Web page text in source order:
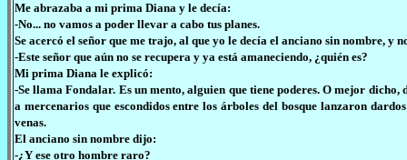
Me abrazaba a mi prima Diana y le decía:
-No... no vamos a poder llevar a cabo tus planes.
Se acercó el señor que me trajo, al que yo le decía el anciano sin nombre, y
-Este señor que aún no se recupera y ya está amaneciendo, ¿quién es?
Mi prima Diana le explicó:
-Se llama Fondalar. Es un mento, alguien que tiene poderes. O mejor
a mercenarios que escondidos entre los árboles del bosque lanzaron
venas.
El anciano sin nombre dijo:
-¿Y ese otro hombre raro?